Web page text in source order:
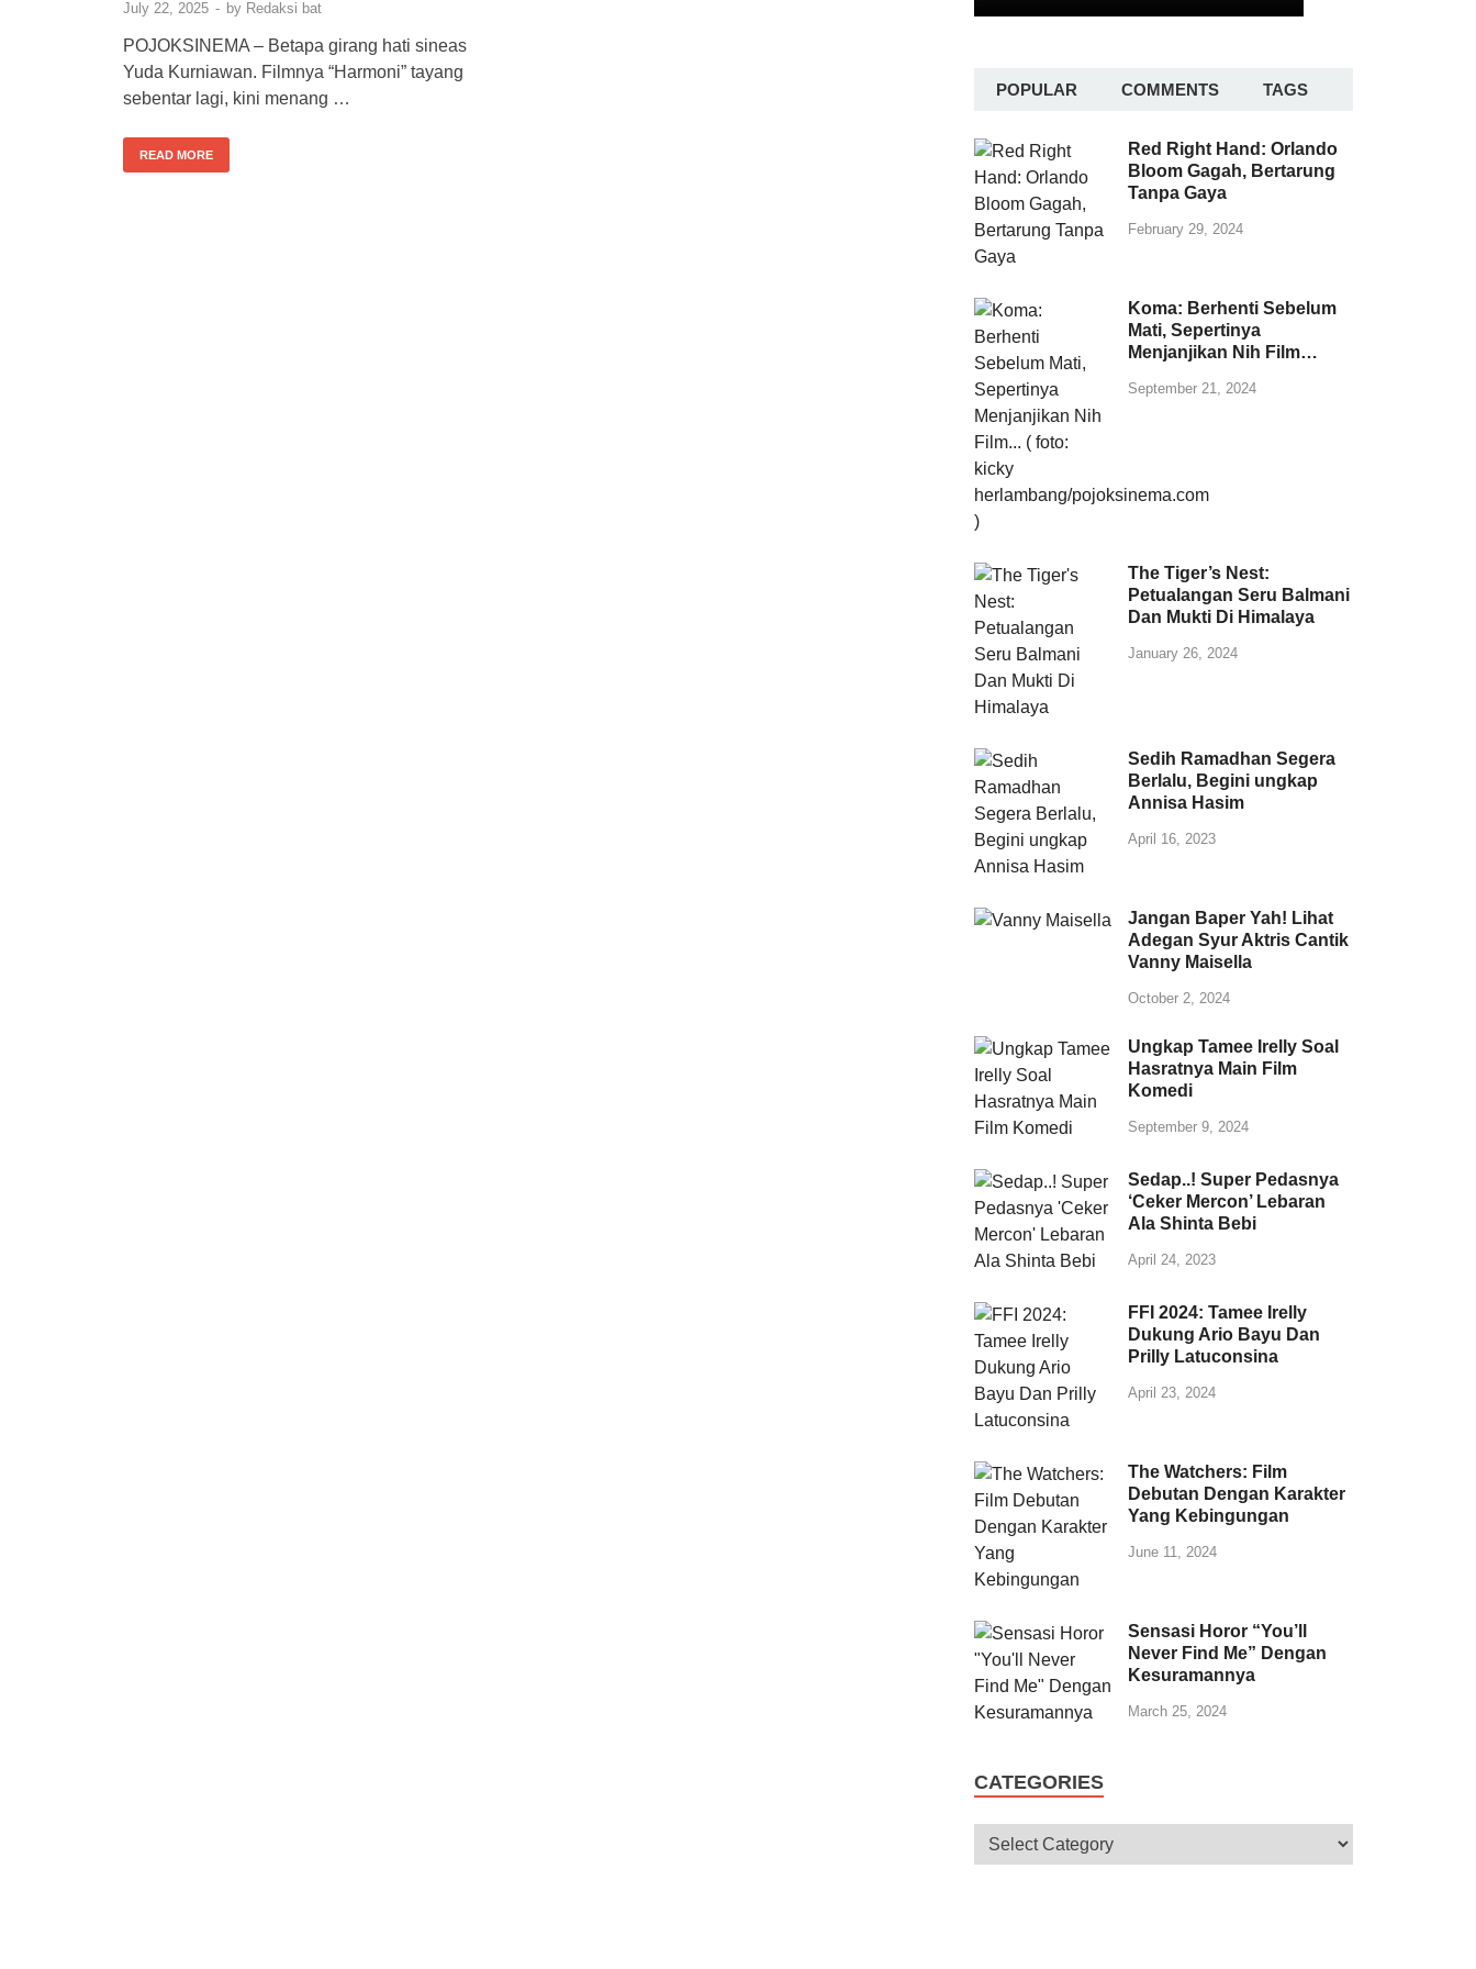
July 22, 2025 - by Redaksi bat
POJOKSINEMA – Betapa girang hati sineas
Yuda Kurniawan. Filmnya “Harmoni” tayang
sebentar lagi, kini menang …
READ MORE
POPULAR COMMENTS TAGS
Red Right Hand: Orlando
Bloom Gagah, Bertarung
Tanpa Gaya
February 29, 2024
Koma: Berhenti Sebelum
Mati, Sepertinya
Menjanjikan Nih Film…
September 21, 2024
The Tiger’s Nest:
Petualangan Seru Balmani
Dan Mukti Di Himalaya
January 26, 2024
Sedih Ramadhan Segera
Berlalu, Begini ungkap
Annisa Hasim
April 16, 2023
Jangan Baper Yah! Lihat
Adegan Syur Aktris Cantik
Vanny Maisella
October 2, 2024
Ungkap Tamee Irelly Soal
Hasratnya Main Film
Komedi
September 9, 2024
Sedap..! Super Pedasnya
‘Ceker Mercon’ Lebaran
Ala Shinta Bebi
April 24, 2023
FFI 2024: Tamee Irelly
Dukung Ario Bayu Dan
Prilly Latuconsina
April 23, 2024
The Watchers: Film
Debutan Dengan Karakter
Yang Kebingungan
June 11, 2024
Sensasi Horor “You’ll
Never Find Me” Dengan
Kesuramannya
March 25, 2024
CATEGORIES